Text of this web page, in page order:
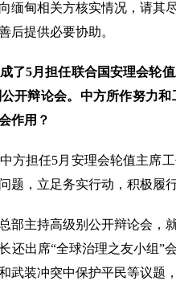
缅甸相关方核实情况，请其
后提供必要协助。
了5月担任联合国安理会轮
开辩论会。中方所作努力
作用？
方担任5月安理会轮值主席
题，立足务实行动，积极履
部主持高级别公开辩论会，
还出席“全球治理之友小组
武装冲突中保护平民等议